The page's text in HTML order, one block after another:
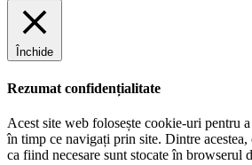
Închide
Rezumat confidențialitate
Acest site web folosește cookie-uri pentru
în timp ce navigați prin site. Dintre
ca fiind necesare sunt stocate în browserul